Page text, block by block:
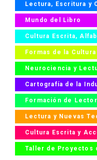
Lectura, Escritura y
Mundo del Libro
Cultura Escrita,
Formas de la
Neurociencia y
Cartografía de la
Formación de
Lectura y Nuevas
Cultura Escrita y
Taller de Proyectos